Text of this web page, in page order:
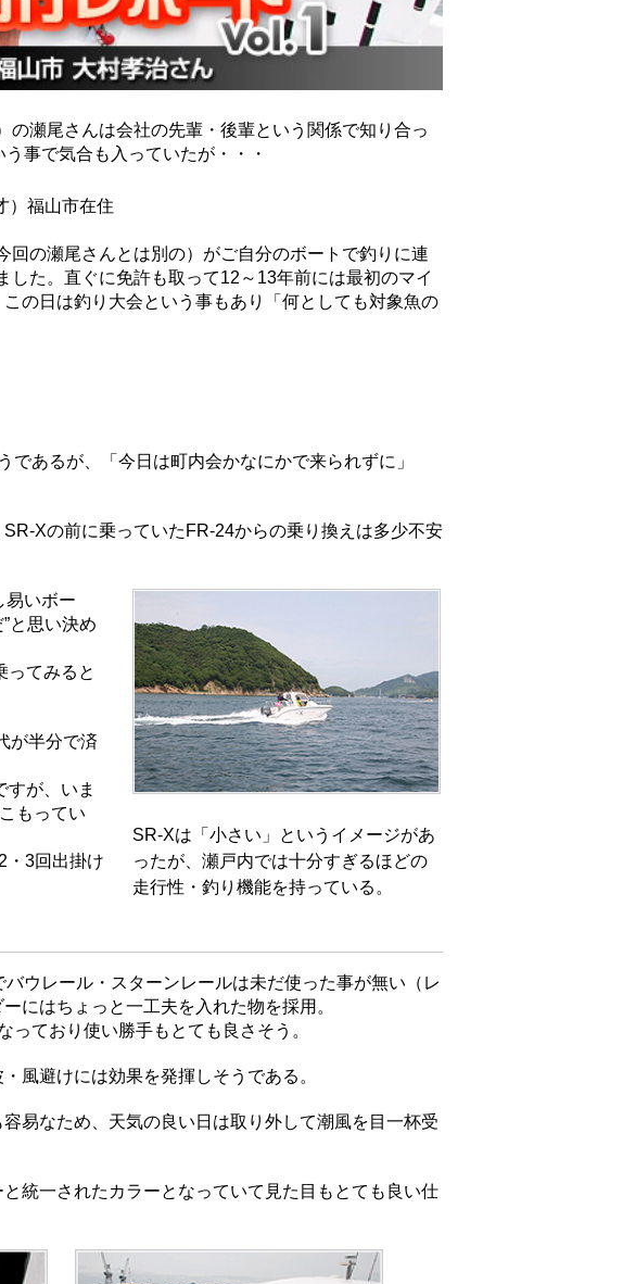
瀬尾さんは会社の先輩・後輩という関係で知り合っ
事で気合も入っていたが・・・
）福山市在住
回の瀬尾さんとは別の）がご自分のボートで釣りに連
た。直ぐに免許も取って12～13年前には最初のマイ
の日は釣り大会という事もあり「何としても対象魚の
あるが、「今日は町内会かなにかで来られずに」
Xの前に乗っていたFR-24からの乗り換えは多少不安
易いボー
と思い決め
ってみると
が半分で済
すが、いま
もってい
・3回出掛け
SR-Xは「小さい」というイメージがあ
ったが、瀬戸内では十分すぎるほどの
走行性・釣り機能を持っている。
ウレール・スターンレールは未だ使った事が無い（レ
にはちょっと一工夫を入れた物を採用。
ており使い勝手もとても良さそう。
風避けには効果を発揮しそうである。
易なため、天気の良い日は取り外して潮風を目一杯受
統一されたカラーとなっていて見た目もとても良い仕